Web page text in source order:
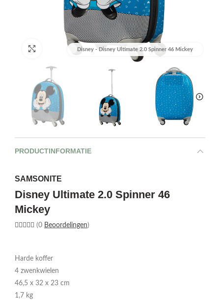
Disney - Disney Ultimate 2.0 Spinner 46 Mickey
Afbeelding vergroten
PRODUCTINFORMATIE
SAMSONITE
Disney Ultimate 2.0 Spinner 46
Mickey
(0 Beoordelingen)
Harde koffer
4 zwenkwielen
46,5 x 32 x 23 cm
1,7 kg